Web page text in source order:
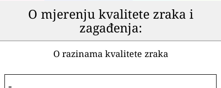
O mjerenju kvalitete zraka i
zagađenja:
O razinama kvalitete zraka